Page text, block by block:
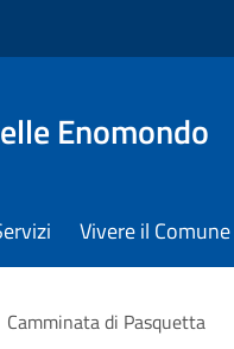
Enomondo
Vivere il Comune
Camminata di Pasquetta